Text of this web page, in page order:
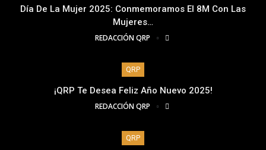
Día De La Mujer 2025: Conmemoramos El 8M Con Las
Mujeres…
REDACCIÓN QRP
QRP
¡QRP Te Desea Feliz Año Nuevo 2025!
REDACCIÓN QRP
QRP